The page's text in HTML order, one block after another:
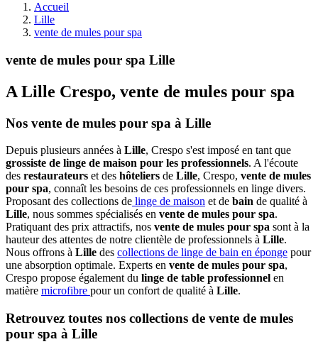
Accueil
Lille
vente de mules pour spa
vente de mules pour spa Lille
A Lille Crespo, vente de mules pour spa
Nos vente de mules pour spa à Lille
Depuis plusieurs années à Lille, Crespo s'est imposé en tant que
grossiste de linge de maison pour les professionnels. A l'écoute
des restaurateurs et des hôteliers de Lille, Crespo, vente de mules
pour spa, connaît les besoins de ces professionnels en linge divers.
Proposant des collections de linge de maison et de bain de qualité à
Lille, nous sommes spécialisés en vente de mules pour spa.
Pratiquant des prix attractifs, nos vente de mules pour spa sont à la
hauteur des attentes de notre clientèle de professionnels à Lille.
Nous offrons à Lille des collections de linge de bain en éponge pour
une absorption optimale. Experts en vente de mules pour spa,
Crespo propose également du linge de table professionnel en
matière microfibre pour un confort de qualité à Lille.
Retrouvez toutes nos collections de vente de mules
pour spa à Lille